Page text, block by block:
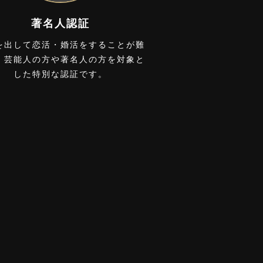
著名人認証
出して恋活・婚活をすることが難
芸能人の方や著名人の方を対象と
した特別な認証です。